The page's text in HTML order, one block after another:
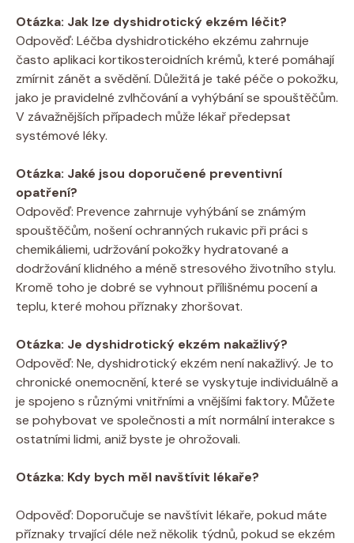
Otázka:‍ Jak lze⁣ dyshidrotický ekzém léčit?
Odpověď: Léčba dyshidrotického ekzému zahrnuje
⁤často aplikaci⁣ kortikosteroidních ⁤krémů, které pomáhají
zmírnit ⁢zánět a svědění. Důležitá je⁢ také péče‍ o pokožku,‌
jako je pravidelné ​zvlhčování ⁣a vyhýbání⁢ se spouštěčům.‍
V závažnějších ⁢případech může lékař ⁢předepsat
systémové léky.
Otázka: Jaké jsou doporučené ⁢preventivní
opatření?
Odpověď: Prevence zahrnuje vyhýbání se‌ známým
spouštěčům, nošení ochranných rukavic při práci s
chemikáliemi, udržování pokožky hydratované a
dodržování⁤ klidného a‌ méně stresového životního stylu.
Kromě toho⁣ je dobré se vyhnout přílišnému pocení a
teplu, které​ mohou⁣ příznaky zhoršovat.
Otázka: Je dyshidrotický ekzém nakažlivý?
Odpověď: Ne, dyshidrotický ekzém není nakažlivý. Je to
chronické ⁢onemocnění, které se‌ vyskytuje ⁢individuálně a
je spojeno s různými vnitřními ⁣a‍ vnějšími‌ faktory. Můžete‌
se pohybovat ‍ve společnosti a mít ⁣normální interakce s⁤
ostatními‍ lidmi, aniž byste je ohrožovali.
Otázka:⁢ Kdy bych měl⁣ navštívit lékaře?
Odpověď: Doporučuje se ‌navštívit lékaře, pokud‌ máte
příznaky trvající déle‍ než⁢ několik týdnů, pokud se‍ ekzém​